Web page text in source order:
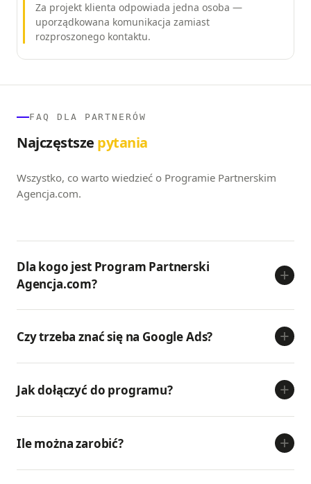
Za projekt klienta odpowiada jedna osoba —
uporządkowana komunikacja zamiast
rozproszonego kontaktu.
FAQ DLA PARTNERÓW
Najczęstsze pytania
Wszystko, co warto wiedzieć o Programie Partnerskim
Agencja.com.
Dla kogo jest Program Partnerski
Agencja.com?
+
Czy trzeba znać się na Google Ads? +
Jak dołączyć do programu? +
Ile można zarobić? +